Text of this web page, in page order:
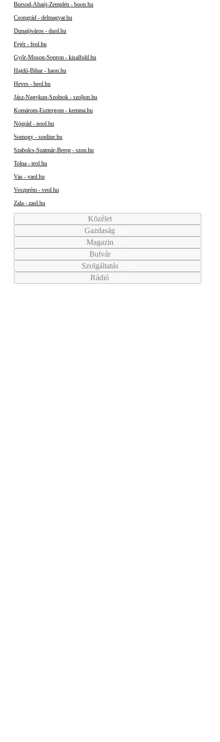
Borsod-Abaúj-Zemplén - boon.hu
Csongrád - delmagyar.hu
Dunaújváros - duol.hu
Fejér - feol.hu
Győr-Moson-Sopron - kisalfold.hu
Hajdú-Bihar - haon.hu
Heves - heol.hu
Jász-Nagykun-Szolnok - szoljon.hu
Komárom-Esztergom - kemma.hu
Nógrád - nool.hu
Somogy - sonline.hu
Szabolcs-Szatmár-Bereg - szon.hu
Tolna - teol.hu
Vas - vaol.hu
Veszprém - veol.hu
Zala - zaol.hu
Közélet
Gazdaság
Magazin
Bulvár
Szolgáltatás
Rádió